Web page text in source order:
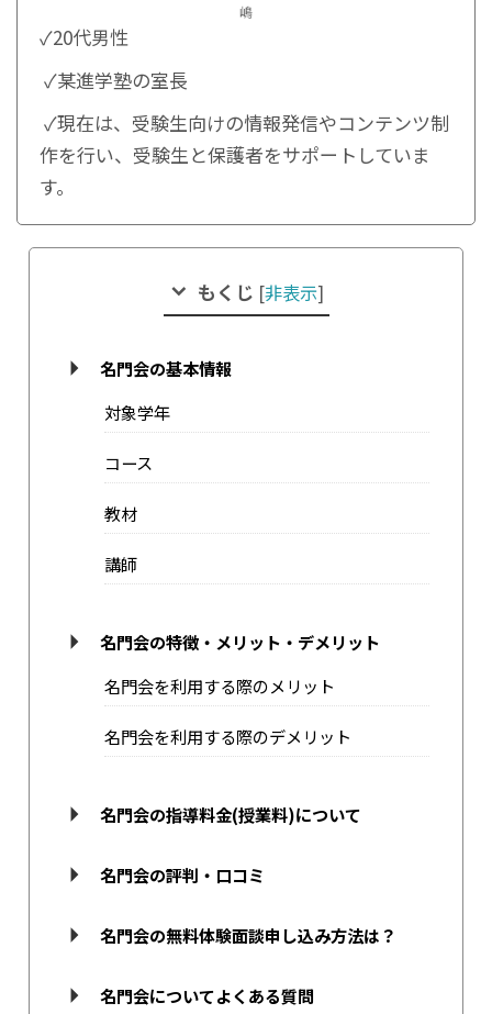
嶋
✓20代男性
✓某進学塾の室長
✓現在は、受験生向けの情報発信やコンテンツ制
作を行い、受験生と保護者をサポートしていま
す。
もくじ [非表示]
名門会の基本情報
対象学年
コース
教材
講師
名門会の特徴・メリット・デメリット
名門会を利用する際のメリット
名門会を利用する際のデメリット
名門会の指導料金(授業料)について
名門会の評判・口コミ
名門会の無料体験面談申し込み方法は？
名門会についてよくある質問